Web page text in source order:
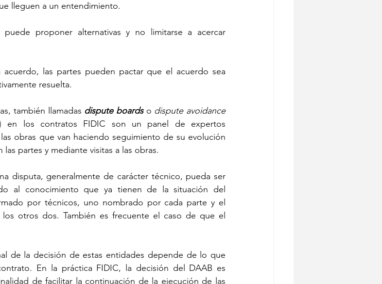
lleguen a un entendimiento.
proponer alternativas y no limitarse a acercar
las partes pueden pactar que el acuerdo sea
resuelta.
también llamadas dispute boards o dispute avoidance
en los contratos FIDIC son un panel de expertos
obras que van haciendo seguimiento de su evolución
partes y mediante visitas a las obras.
disputa, generalmente de carácter técnico, pueda ser
al conocimiento que ya tienen de la situación del
por técnicos, uno nombrado por cada parte y el
otros dos. También es frecuente el caso de que el
de la decisión de estas entidades depende de lo que
En la práctica FIDIC, la decisión del DAAB es
de facilitar la continuación de la ejecución de las